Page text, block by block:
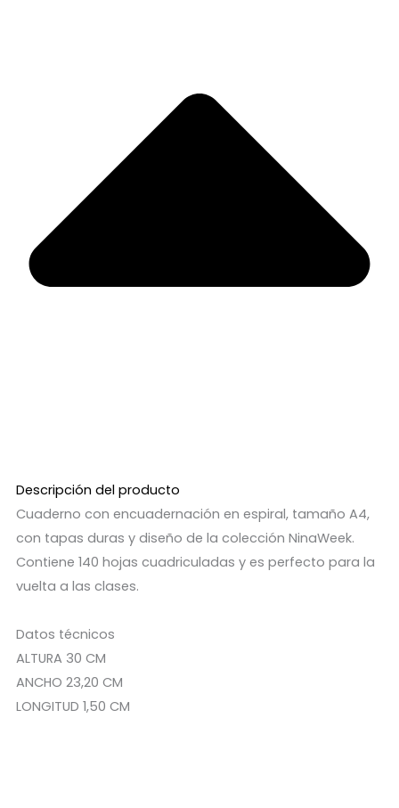
Descripción del producto
Cuaderno con encuadernación en espiral, tamaño A4,
con tapas duras y diseño de la colección NinaWeek.
Contiene 140 hojas cuadriculadas y es perfecto para la
vuelta a las clases.
Datos técnicos
ALTURA 30 CM
ANCHO 23,20 CM
LONGITUD 1,50 CM